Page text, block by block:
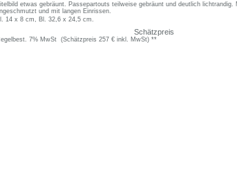
etwas gebräunt. Passepartouts teilweise gebräunt und deutlich lichtrandig.
und mit langen Einrissen.
14 x 8 cm, Bl. 32,6 x 24,5 cm.
Schätzpreis
7% MwSt (Schätzpreis 257 € inkl. MwSt) **